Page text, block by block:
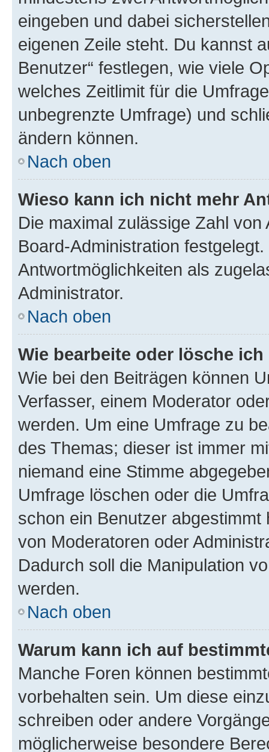
eingeben und dabei
eigenen Zeile steht. Du kannst
Benutzer“ festlegen, wie viele
welches Zeitlimit für die
unbegrenzte Umfrage) und
ändern können.
Nach oben
Wieso kann ich nicht mehr
Die maximal zulässige Zahl
Board-Administration
Antwortmöglichkeiten als
Administrator.
Nach oben
Wie bearbeite oder lösche
Wie bei den Beiträgen können
Verfasser, einem Moderator
werden. Um eine Umfrage zu
des Themas; dieser ist immer
niemand eine Stimme
Umfrage löschen oder die
schon ein Benutzer
von Moderatoren oder
Dadurch soll die Manipulation
werden.
Nach oben
Warum kann ich auf
Manche Foren können
vorbehalten sein. Um diese
schreiben oder andere
möglicherweise besondere